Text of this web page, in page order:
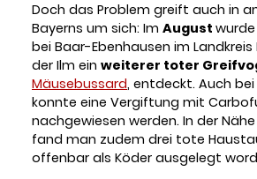
Doch das Problem greift auch in
Bayerns um sich: Im August
bei Baar-Ebenhausen im
der Ilm ein weiterer toter
Mäusebussard, entdeckt. Auch
konnte eine Vergiftung mit
nachgewiesen werden. In der
fand man zudem drei tote
offenbar als Köder ausgelegt